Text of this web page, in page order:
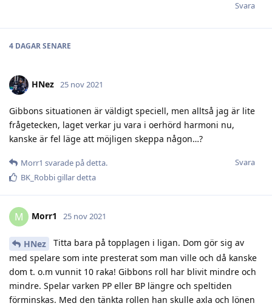
Svara
4 DAGARSENARE
HNez 25 nov 2021
Gibbons situationen är väldigt speciell, men alltså jag är lite
frågetecken, laget verkar ju vara i oerhörd harmoni nu,
kanske är fel läge att möjligen skeppa någon…?
Svara
Morr1 svarade på detta.
BK_Robbigillar detta
M Morr1 25 nov 2021
HNez
Titta bara på topplagen i ligan. Dom gör sig av
med spelare som inte presterat som man ville och då kanske
dom t. o.m vunnit 10 raka! Gibbons roll har blivit mindre och
mindre. Spelar varken PP eller BP längre och speltiden
förminskas. Med den tänkta rollen han skulle axla och lönen